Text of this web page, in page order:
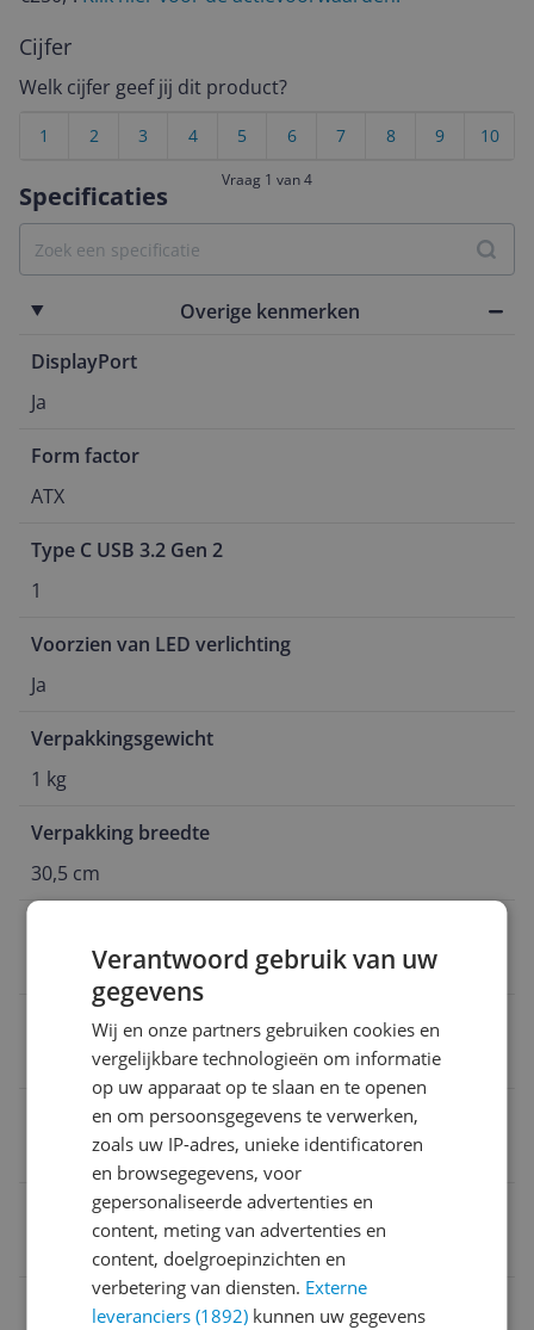
Specificaties
Overige kenmerken
DisplayPort
Ja
Form factor
ATX
Type C USB 3.2 Gen 2
1
Voorzien van LED verlichting
Ja
Verpakkingsgewicht
1 kg
Verpakking breedte
30,5 cm
Verpakking hoogte
Aantal DVI poorten
VGA poort
Cijfer
Welk cijfer geef jij dit product?
10
9
8
7
6
5
4
3
2
1
Vraag 1 van 4
Verantwoord gebruik van uw
gegevens
Wij en onze partners gebruiken cookies en
vergelijkbare technologieën om informatie
op uw apparaat op te slaan en te openen
en om persoonsgegevens te verwerken,
zoals uw IP-adres, unieke identificatoren
en browsegegevens, voor
gepersonaliseerde advertenties en
content, meting van advertenties en
content, doelgroepinzichten en
verbetering van diensten. Externe
leveranciers (1892) kunnen uw gegevens